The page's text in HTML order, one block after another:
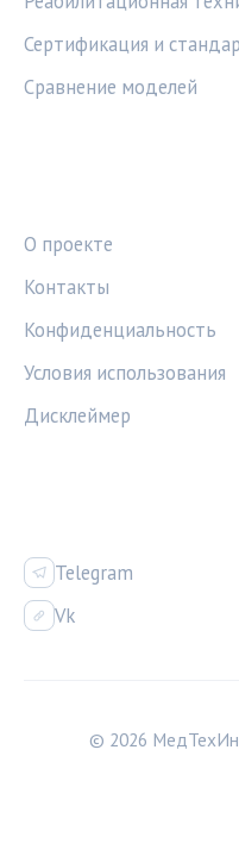
Сертификация и
Сравнение моделей
О проекте
Контакты
Конфиденциальность
Условия использования
Дисклеймер
Telegram
Vk
© 2026